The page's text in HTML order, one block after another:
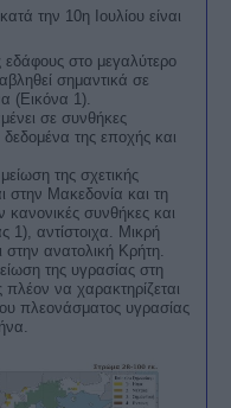
την 10η Ιουλίου είναι
εδάφους στο μεγαλύτερο
σημαντικά σε
(Εικόνα 1).
σε συνθήκες
της εποχής και
της σχετικής
στην Μακεδονία και τη
συνθήκες και
1), αντίστοιχα. Μικρή
στην ανατολική Κρήτη.
της υγρασίας στη
να χαρακτηρίζεται
πλεονάσματος υγρασίας